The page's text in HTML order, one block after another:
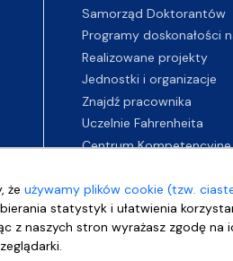
żeużywamy plików cookie (tzw.
statystyk i ułatwienia
z naszych stron wyrażasz zgodę na
Samorząd Doktorantów
Programy doskonałości
Realizowane projekty
Jednostki i organizacje
Znajdź pracownika
Uczelnie Fahrenheita
Centrum Kompetencyjne